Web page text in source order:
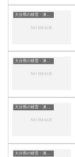
大分県の積雪・凍結情報
大分県の積雪・凍結情報